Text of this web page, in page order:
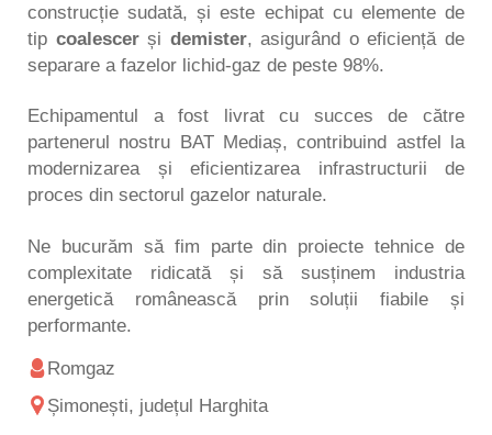
construcție sudată, și este echipat cu elemente de
tip coalescerși demister, asigurând o eficiență de
separare a fazelor lichid-gaz de peste 98%.
Echipamentul a fost livrat cu succes de către
partenerul nostru BAT Mediaș, contribuind astfel la
modernizarea și eficientizarea infrastructurii de
proces din sectorul gazelor naturale.
Ne bucurăm să fim parte din proiecte tehnice de
complexitate ridicată și să susținem industria
energetică românească prin soluții fiabile și
performante.
Romgaz
Șimonești, județul Harghita